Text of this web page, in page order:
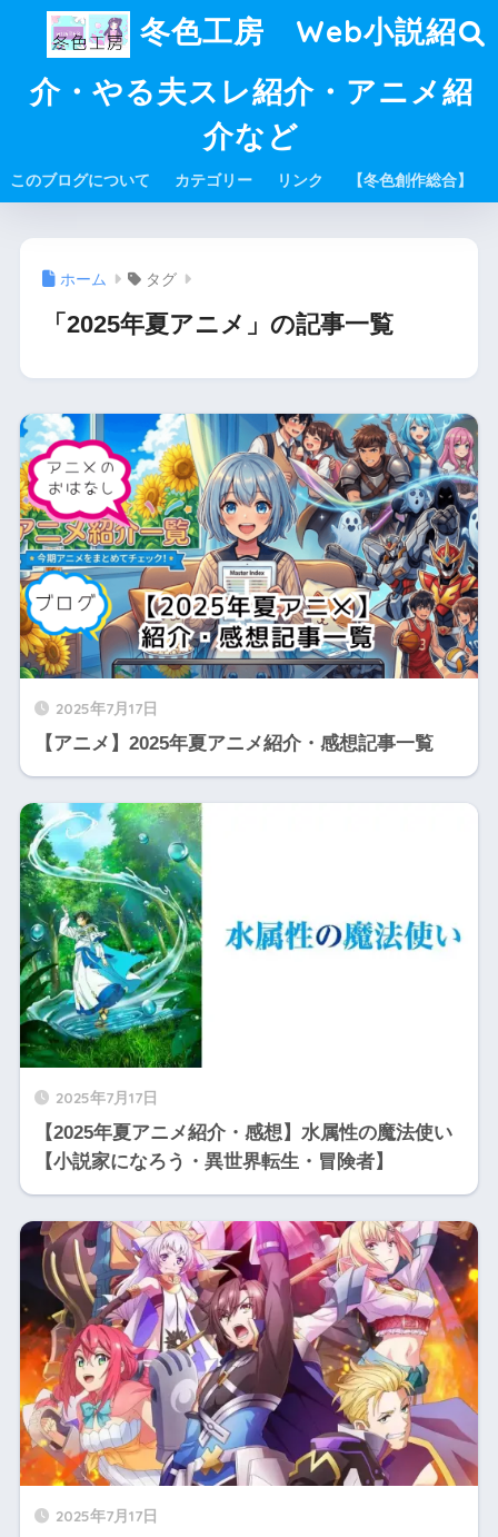
冬色工房 Web小説紹
介・やる夫スレ紹介・アニメ紹
介など
このブログについて カテゴリー リンク 【冬色創作総合】
ホーム タグ
「2025年夏アニメ」の記事一覧
2025年7月17日
【アニメ】2025年夏アニメ紹介・感想記事一覧
2025年7月17日
【2025年夏アニメ紹介・感想】水属性の魔法使い
【小説家になろう・異世界転生・冒険者】
2025年7月17日